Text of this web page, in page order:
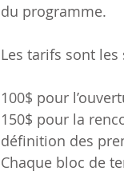
du programme.
Les tarifs sont les
100$ pour
150$ pour la
définition des
Chaque bloc de